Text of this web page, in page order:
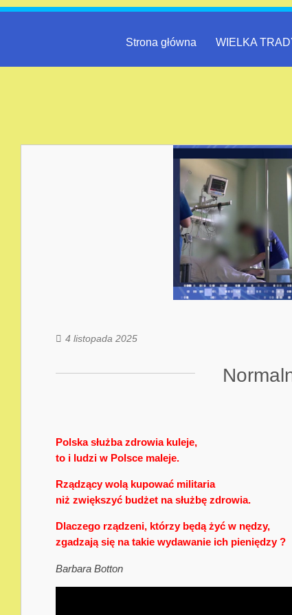
Strona główna WIELKA
4 listopada 2025
Polska służba zdrowia kuleje,
to i ludzi w Polsce maleje.
Rządzący wolą kupować militaria
niż zwiększyć budżet na służbę zdrowia.
Dlaczego rządzeni, którzy będą żyć w nędzy,
zgadzają się na takie wydawanie ich pieniędzy ?
Barbara Botton